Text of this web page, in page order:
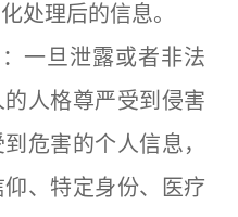
处理后的信息。
旦泄露或者非法
人格尊严受到侵害
危害的个人信息，
、特定身份、医疗